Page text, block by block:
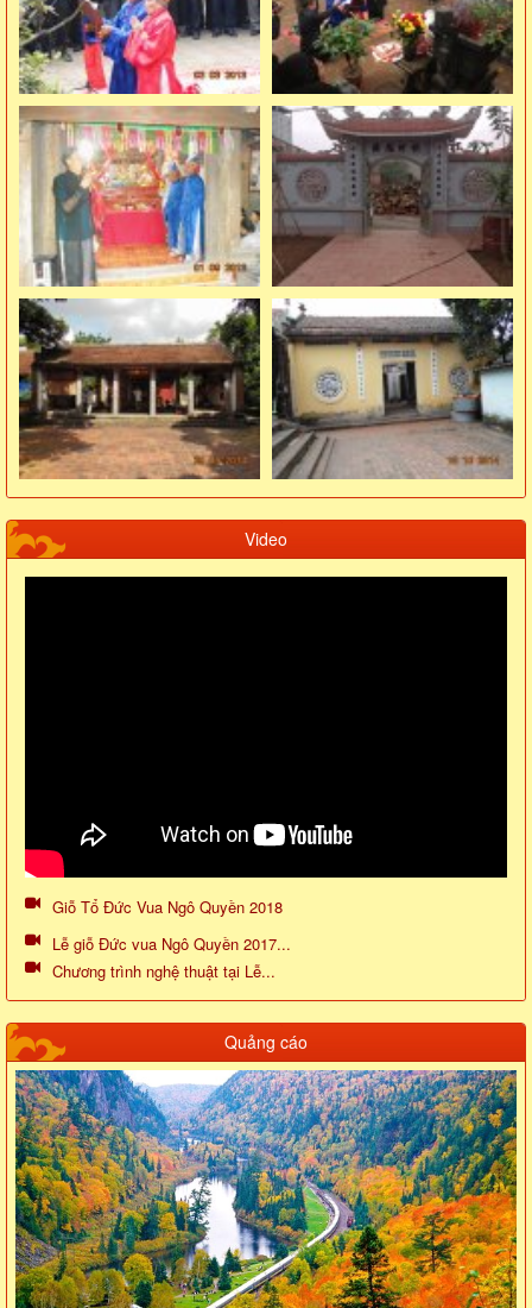
Video
Giỗ Tổ Đức Vua Ngô Quyền 2018
Lễ giỗ Đức vua Ngô Quyền 2017...
Chương trình nghệ thuật tại Lễ...
Quảng cáo